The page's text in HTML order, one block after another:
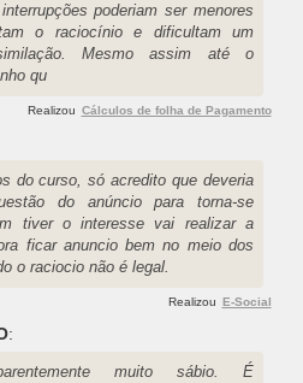
poderiam ser menores
o raciocínio e dificultam um
Mesmo assim até o
qu
Realizou Cálculos de folha de Pagamento
do curso, só acredito que deveria
do anúncio para torna-se
tiver o interesse vai realizar a
ficar anuncio bem no meio dos
o raciocio não é legal.
Realizou E-Social
:
muito sábio. É